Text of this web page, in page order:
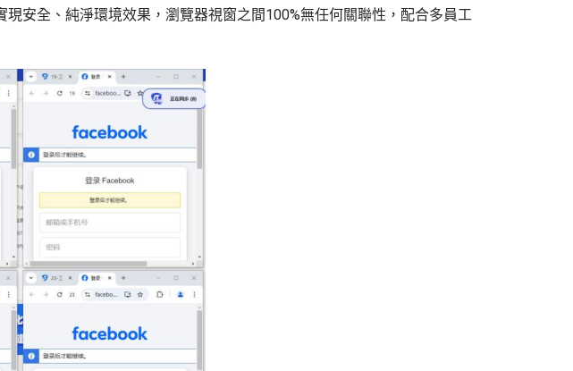
安全、純淨環境效果，瀏覽器視窗之間100%無任何關聯性，配合多員工